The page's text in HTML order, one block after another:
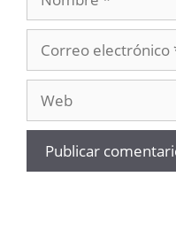
electrónico